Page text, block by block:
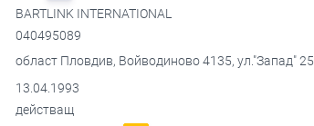
BARTLINK INTERNATIONAL
040495089
област Пловдив, Войводиново 4135, ул."Запад" 25
13.04.1993
действащ